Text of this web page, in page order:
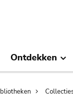
Ontdekken